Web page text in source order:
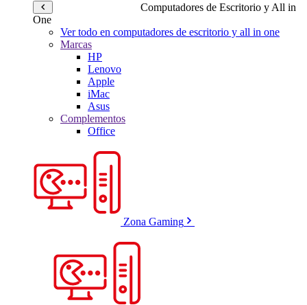
Computadores de Escritorio y All in
One
Ver todo en computadores de escritorio y all in one
Marcas
HP
Lenovo
Apple
iMac
Asus
Complementos
Office
Zona Gaming